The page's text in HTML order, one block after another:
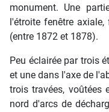
monument. Une
l'étroite fenêtre
(entre 1872 et 1878).
Peu éclairée par trois
et une dans l'axe de
trois travées, voûtées
nord d'arcs de